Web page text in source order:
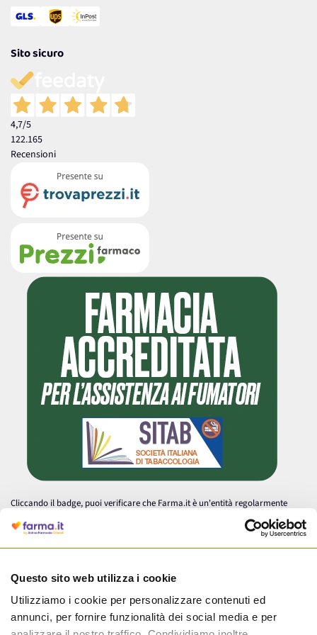
Questo sito web utilizza i cookie
Utilizziamo i cookie per personalizzare contenuti ed
annunci, per fornire funzionalità dei social media e per
Sito sicuro
4,7/5
122.165
Recensioni
Cliccando il badge, puoi verificare che Farma.it è un'entità regolarmente
autorizzata dal Ministero della Salute a effettuare la vendita online di
medicinali.